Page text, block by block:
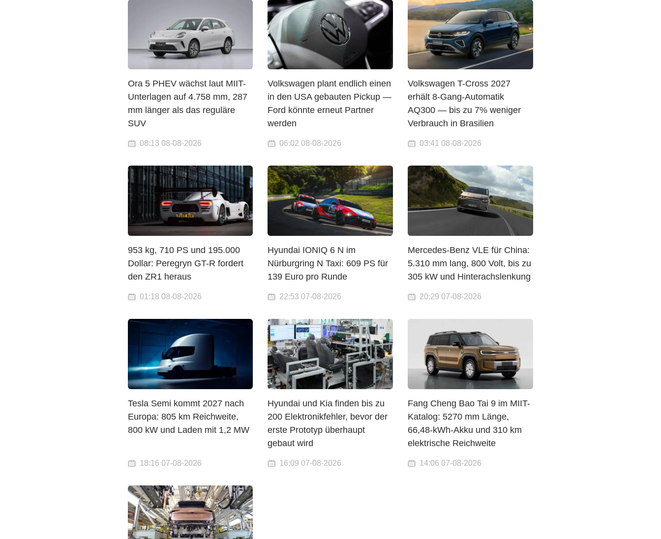
Ora 5 PHEV wächst laut MIIT-
Unterlagen auf 4.758 mm, 287
mm länger als das reguläre
SUV
08:13 08-08-2026
Volkswagen plant endlich einen
in den USA gebauten Pickup —
Ford könnte erneut Partner
werden
06:02 08-08-2026
Volkswagen T-Cross 2027
erhält 8-Gang-Automatik
AQ300 — bis zu 7% weniger
Verbrauch in Brasilien
03:41 08-08-2026
953 kg, 710 PS und 195.000
Dollar: Peregryn GT-R fordert
den ZR1 heraus
01:18 08-08-2026
Hyundai IONIQ 6 N im
Nürburgring N Taxi: 609 PS für
139 Euro pro Runde
22:53 07-08-2026
Mercedes-Benz VLE für China:
5.310 mm lang, 800 Volt, bis zu
305 kW und Hinterachslenkung
20:29 07-08-2026
Tesla Semi kommt 2027 nach
Europa: 805 km Reichweite,
800 kW und Laden mit 1,2 MW
18:16 07-08-2026
Hyundai und Kia finden bis zu
200 Elektronikfehler, bevor der
erste Prototyp überhaupt
gebaut wird
16:09 07-08-2026
Fang Cheng Bao Tai 9 im MIIT-
Katalog: 5270 mm Länge,
66,48-kWh-Akku und 310 km
elektrische Reichweite
14:06 07-08-2026